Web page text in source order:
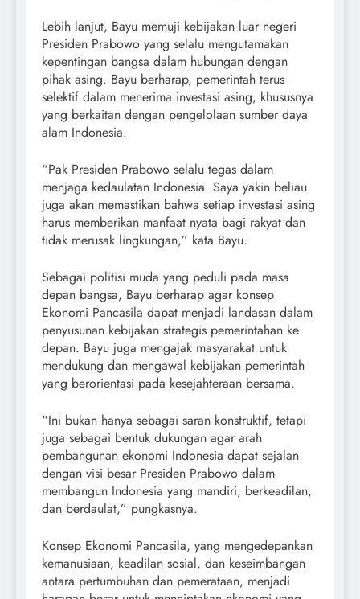
Lebih lanjut, Bayu memuji kebijakan luar negeri
Presiden Prabowo yang selalu mengutamakan
kepentingan bangsa dalam hubungan dengan
pihak asing. Bayu berharap, pemerintah terus
selektif dalam menerima investasi asing, khususnya
yang berkaitan dengan pengelolaan sumber daya
alam Indonesia.
“Pak Presiden Prabowo selalu tegas dalam
menjaga kedaulatan Indonesia. Saya yakin beliau
juga akan memastikan bahwa setiap investasi asing
harus memberikan manfaat nyata bagi rakyat dan
tidak merusak lingkungan,” kata Bayu.
Sebagai politisi muda yang peduli pada masa
depan bangsa, Bayu berharap agar konsep
Ekonomi Pancasila dapat menjadi landasan dalam
penyusunan kebijakan strategis pemerintahan ke
depan. Bayu juga mengajak masyarakat untuk
mendukung dan mengawal kebijakan pemerintah
yang berorientasi pada kesejahteraan bersama.
“Ini bukan hanya sebagai saran konstruktif, tetapi
juga sebagai bentuk dukungan agar arah
pembangunan ekonomi Indonesia dapat sejalan
dengan visi besar Presiden Prabowo dalam
membangun Indonesia yang mandiri, berkeadilan,
dan berdaulat,” pungkasnya.
Konsep Ekonomi Pancasila, yang mengedepankan
kemanusiaan, keadilan sosial, dan keseimbangan
antara pertumbuhan dan pemerataan, menjadi